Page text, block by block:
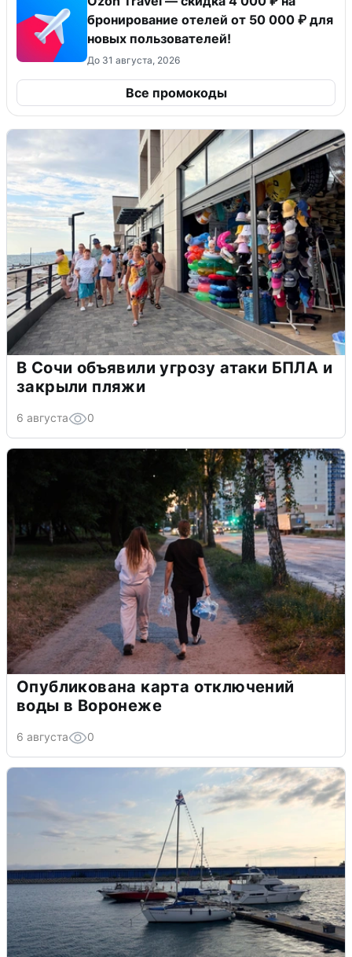
бронирование отелей от 50 000 ₽ для
новых пользователей!
До 31 августа, 2026
Все промокоды
В Сочи объявили угрозу атаки БПЛА и
закрыли пляжи
6 августа 0
Опубликована карта отключений
воды в Воронеже
6 августа 0